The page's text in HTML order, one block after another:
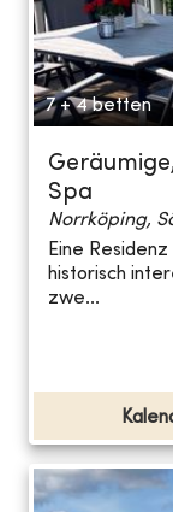
7 + 4 betten
Spa
Norrköping,
Eine
historisch
zwe...